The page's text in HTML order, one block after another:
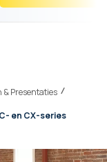
& Presentaties
en CX-series